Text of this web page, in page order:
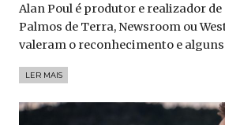
Alan Poul é produtor e realizador de
Palmos de Terra, Newsroom ou
valeram o reconhecimento e
LER MAIS